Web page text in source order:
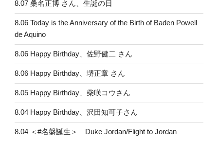
8.07 桑名正博 さん、生誕の日
8.06 Today is the Anniversary of the Birth of Baden Powell
de Aquino
8.06 Happy Birthday、佐野健二 さん
8.06 Happy Birthday、堺正章 さん
8.05 Happy Birthday、柴咲コウさん
8.04 Happy Birthday、沢田知可子さん
8.04 ＜#名盤誕生＞ Duke Jordan/Flight to Jordan